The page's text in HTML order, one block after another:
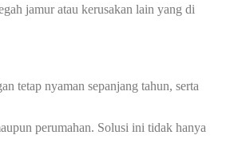
jamur atau kerusakan lain yang di
tetap nyaman sepanjang tahun, serta
perumahan. Solusi ini tidak hanya